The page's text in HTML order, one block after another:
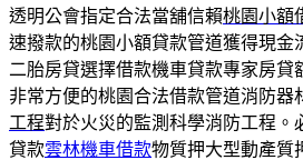
透明公會指定合法當舖信賴桃園小額
速撥款的桃園小額貸款管道獲得現金
二胎房貸選擇借款機車貸款專家房貸
非常方便的桃園合法借款管道消防器
工程對於火災的監測科學消防工程。
貸款雲林機車借款物質押大型動產質